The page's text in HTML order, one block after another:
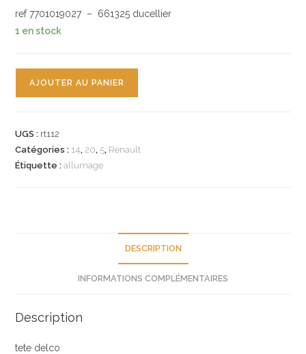
ref 7701019027 – 661325 ducellier
1 en stock
delco
renault
AJOUTER AU PANIER
UGS : rt112
Catégories : 14,20, 5, Renault
Étiquette :allumage
DESCRIPTION
INFORMATIONS COMPLÉMENTAIRES
Description
tete delco